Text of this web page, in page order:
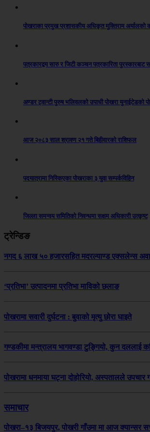
पोखराका प्रमुख प्रशासकीय अधिकृत मुक्तिराम अर्यालको
पत्रकारद्वय सारु र जिटी कञ्चन पत्रकारिता पुरस्कारबाट
अण्डर ट्वान्टी पुरुष भलिवलको उपाधी पोखरा युनाईटेडको
आज २०८३ साल श्रावण २१ गते बिहीवारको राशिफल
पदयात्रामा निस्किएका पोखराका ३ युवा सम्पर्कविहिन
जिल्ला समन्वय समितिको निवन्धमा सक्षम अधिकारी उत्कृष्ट
ट्रेन्डिङ
नगद ६ लाख ५० हजारसहित मदरल्याण्ड एक्सलेन्स
‘प्रतिभा’ उत्पादनमा प्रतिभा माविको छलाङ
पोखरामा सवारी दुर्घटना : बुवाको मृत्यु छोरा घाइते
गण्डकीमा मन्त्रालय भागवण्डा टुङ्गियो, कुन दललाई
पोखरामा धनमाया घट्ना दोहोरियो, अस्पतालले उपचार
समाचार
पोखरा–१३ बिजयपुर, पोखरी गाँउमा मा आज क्यान्सर